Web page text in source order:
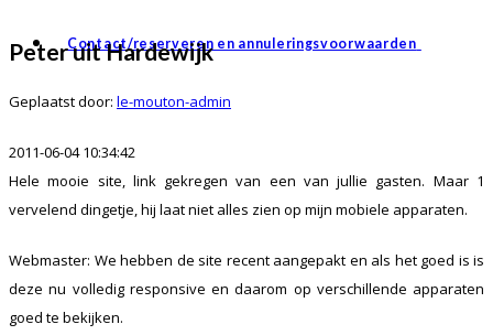
Contact/reserveren en annuleringsvoorwaarden
Peter uit Hardewijk
Geplaatst door: le-mouton-admin
2011-06-04 10:34:42
Hele mooie site, link gekregen van een van jullie gasten. Maar 1
vervelend dingetje, hij laat niet alles zien op mijn mobiele apparaten.
Webmaster: We hebben de site recent aangepakt en als het goed is is
deze nu volledig responsive en daarom op verschillende apparaten
goed te bekijken.